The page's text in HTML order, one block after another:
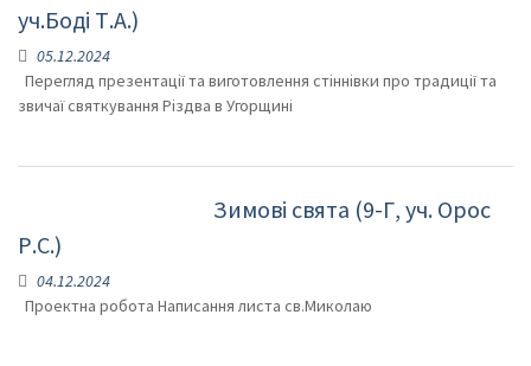
уч.Боді Т.А.)
05.12.2024
Перегляд презентації та виготовлення стіннівки про традиції та
звичаї святкування Різдва в Угорщині
Зимові свята (9-Г, уч. Орос
Р.С.)
04.12.2024
Проектна робота Написання листа св.Миколаю